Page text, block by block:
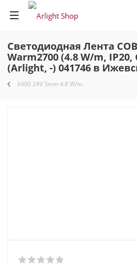
Светодиодная Лента
Warm2700 (4.8 W/m, IP20,
(Arlight, -) 041746 в
X400 24V 3mm 4.8 W/m